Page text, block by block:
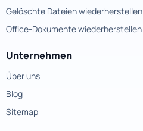
Gelöschte Dateien wiederherstellen
Office-Dokumente wiederherstellen
Unternehmen
Über uns
Blog
Sitemap